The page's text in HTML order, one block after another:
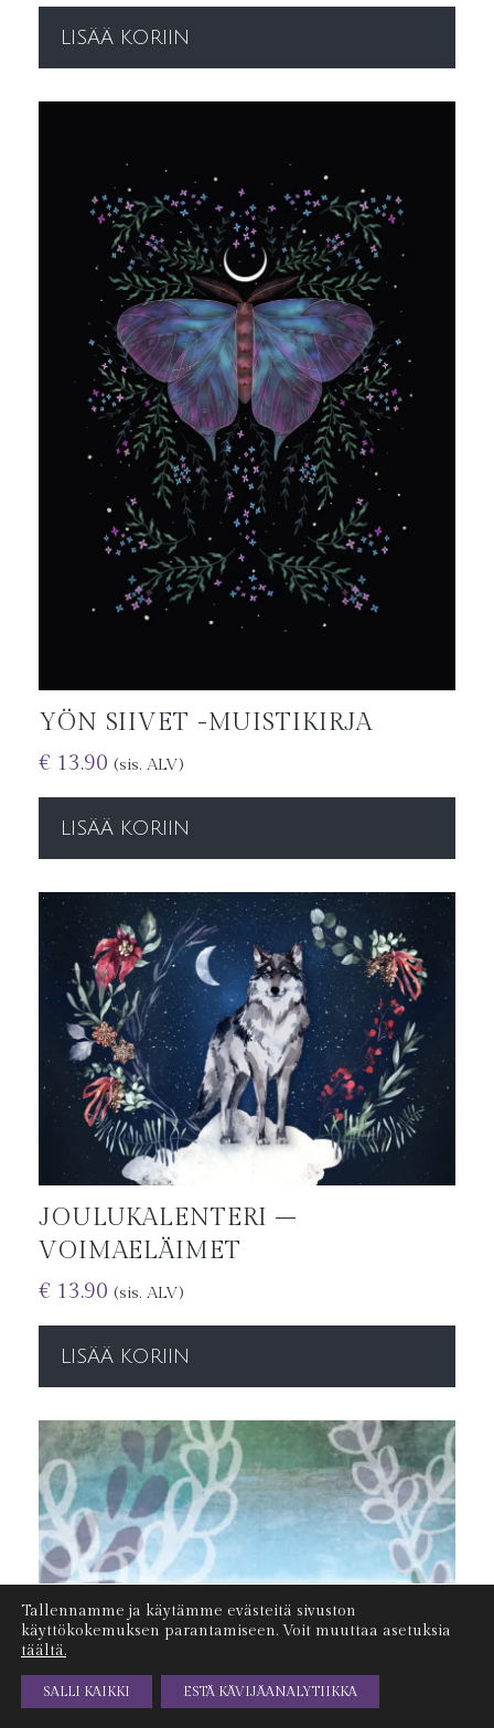
ILMAISET TOIMITUSKULUT YLI 100€ TILAUKSIIN
LISÄÄ KORIIN
YÖN SIIVET -MUISTIKIRJA
€ 13.90 (sis. ALV)
LISÄÄ KORIIN
JOULUKALENTERI –
VOIMAELÄIMET
€ 13.90 (sis. ALV)
LISÄÄ KORIIN
Tallennamme ja käytämme evästeitä sivuston
käyttökokemuksen parantamiseen. Voit muuttaa asetuksia
täältä.
SALLI KAIKKI ESTÄ KÄVIJÄANALYTIIKKA